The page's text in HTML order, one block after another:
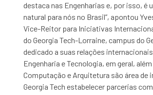
destaca nas Engenharias e, por isso, é
natural para nós no Brasil”, apontou
Vice-Reitor para Iniciativas
do Georgia Tech-Lorraine, campus do
dedicado a suas relações
Engenharia e Tecnologia, em geral,
Computação e Arquitetura são área de
Georgia Tech estabelecer parcerias com